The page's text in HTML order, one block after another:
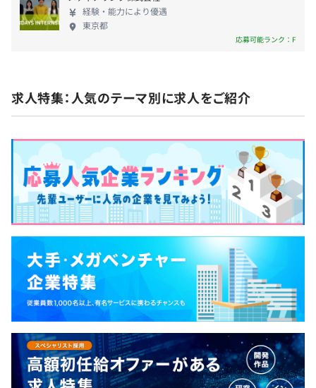
Docker
・アジャイルのスクラム開発を採用しており、高速PDCA
を回しながらプロダクトの開発をおこなっています。
・Slackなどのテキスト主体のコミュニケーションではな
く、対面やZoomで実際に話してコミュニケーションをと
ることで意思疎通を図っています。
・エンジニア間の仲は非常によく、ランチはみんなでラー
メンを食べにいったり、休みの日に一緒に旅行にいったり
しています。
経験・能力により優遇
東京都
応募可能ランク：F
求人特集：人気のテーマ別に求人をご紹介